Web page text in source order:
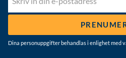
Dina personuppgifter behandlas i enlighet med